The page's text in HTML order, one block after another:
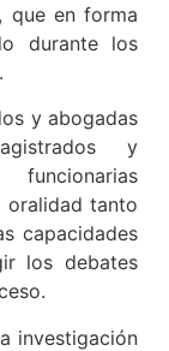
que en forma
durante los
y abogadas
y
oralidad tanto
capacidades
los debates
investigación